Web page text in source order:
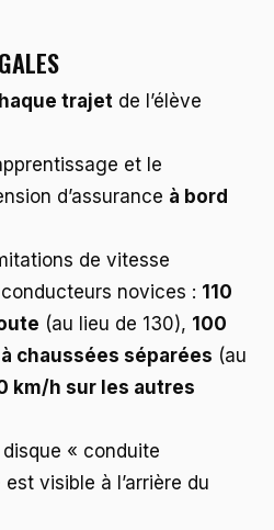
trajet de l’élève
et le
d’assurance à bord
de vitesse
novices : 110
(au lieu de 130), 100
chaussées séparées (au
km/h sur les autres
disque « conduite
visible à l’arrière du